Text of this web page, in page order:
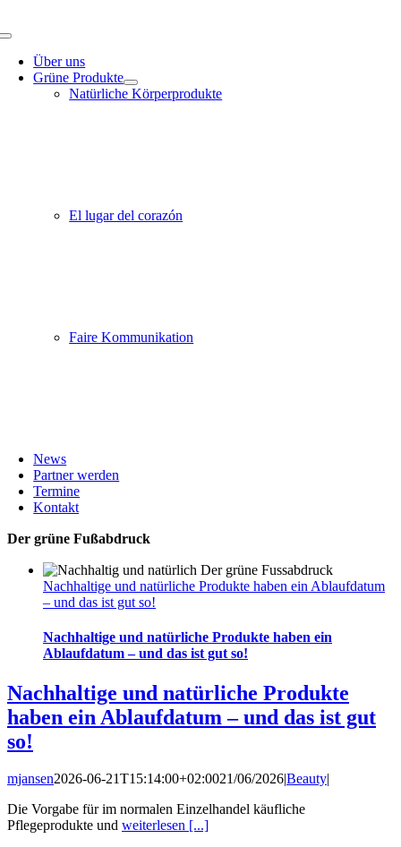
Inhalt
Toggle
NavigationÜber uns
Grüne Produkte
Natürliche Körperprodukte
El lugar del corazón
Faire Kommunikation
News
Partner werden
Termine
Kontakt
Der grüne Fußabdruck
Nachhaltige und natürliche Produkte haben ein Ablaufdatum
– und das ist gut so!
Nachhaltige und natürliche Produkte haben ein
Ablaufdatum – und das ist gut so!
Nachhaltige und natürliche Produkte
haben ein Ablaufdatum – und das ist gut
so!
mjansen2026-06-21T15:14:00+02:0021/06/2026|Beauty|
Die Vorgabe für im normalen Einzelhandel käufliche
Pflegeprodukte und weiterlesen [...]